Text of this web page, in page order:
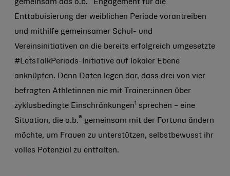
gemeinsam das o.b. Engagement für die
Enttabuisierung der weiblichen Periode vorantreiben
und mithilfe gemeinsamer Schul- und
Vereinsinitiativen an die bereits erfolgreich umgesetzte
#LetsTalkPeriods-Initiative auf lokaler Ebene
anknüpfen. Denn Daten legen dar, dass drei von vier
befragten Athletinnen nie mit Trainer:innen über
zyklusbedingte Einschränkungen sprechen – eine
Situation, die o.b. ® gemeinsam mit der Fortuna ändern
möchte, um Frauen zu unterstützen, selbstbewusst ihr
volles Potenzial zu entfalten.